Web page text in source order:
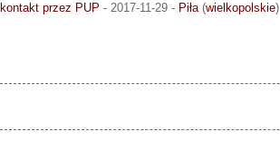
kontakt przez PUP - 2017-11-29 - Piła(wielkopolskie)